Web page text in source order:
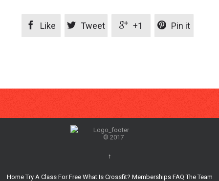
 Like  Tweet  +1  Pin it
© 2017
↑
Home Try A Class For Free What Is Crossfit? Memberships FAQ The Team